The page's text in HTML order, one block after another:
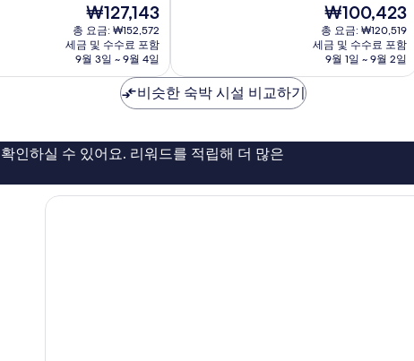
현
재
요
금
₩127,143
₩127,143
총 요금: ₩152,572
세금 및 수수료 포함
9월 3일 ~ 9월 4일
우
좋
아
이
용
기
현
재
요
금
₩100,423
₩100,423
총 요금: ₩120,519
세금 및 수수료 포함
9월 1일 ~ 9월 2일
비슷한 숙박 시설 비교하기
인하실 수 있어요. 리워드를 적립해 더 많은